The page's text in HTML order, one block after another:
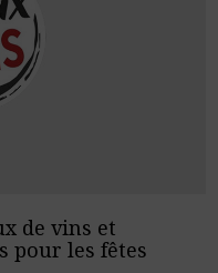
de vins et
pour les fêtes